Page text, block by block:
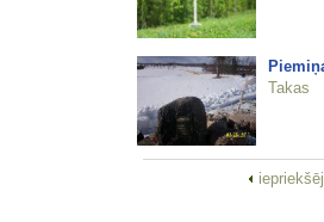
Takas